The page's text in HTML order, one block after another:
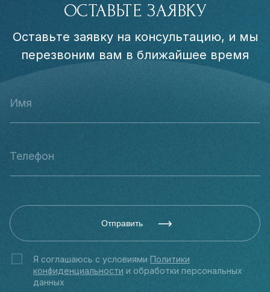
ОСТАВЬТЕ ЗАЯВКУ
Оставьте заявку на консультацию, и мы
перезвоним вам в ближайшее время
Отправить
Я соглашаюсь с условиями Политики
конфиденциальности и обработки персональных
данных